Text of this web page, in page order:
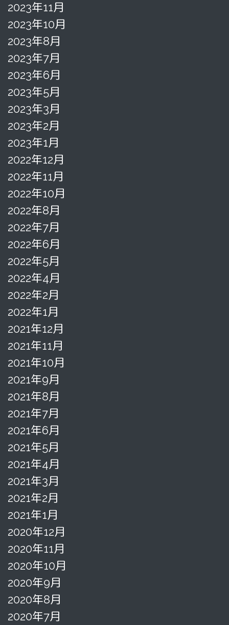
2023年11月
2023年10月
2023年8月
2023年7月
2023年6月
2023年5月
2023年3月
2023年2月
2023年1月
2022年12月
2022年11月
2022年10月
2022年8月
2022年7月
2022年6月
2022年5月
2022年4月
2022年2月
2022年1月
2021年12月
2021年11月
2021年10月
2021年9月
2021年8月
2021年7月
2021年6月
2021年5月
2021年4月
2021年3月
2021年2月
2021年1月
2020年12月
2020年11月
2020年10月
2020年9月
2020年8月
2020年7月